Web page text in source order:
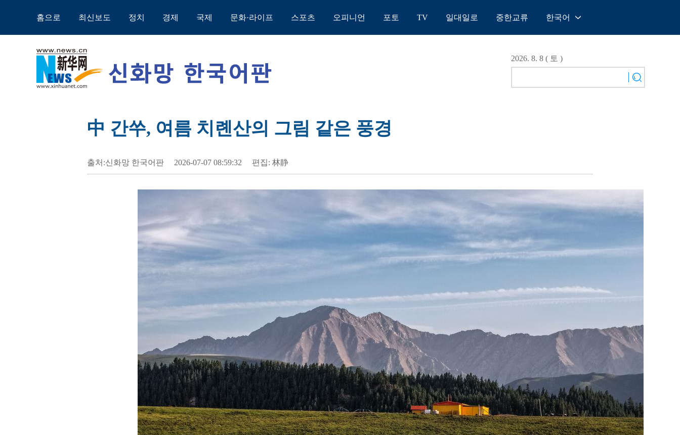
홈으로 최신보도 정치 경제 국제 문화·라이프 스포츠 오피니언 포토 TV 일대일로 중한교류 한국어
English
Español
2026. 8. 8 ( 토 )
中 간쑤, 여름 치롄산의 그림 같은 풍경
출처:신화망 한국어판 2026-07-07 08:59:32 편집: 林静